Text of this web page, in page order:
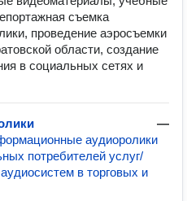
съемка
проведение аэросъемки
области, создание
в социальных сетях и
—
аудиоролики
потребителей услуг/
в торговых и